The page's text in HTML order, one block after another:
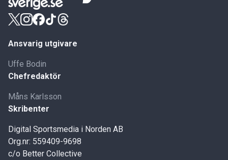
Ansvarig utgivare
Uffe Bodin
Chefredaktör
Måns Karlsson
Skribenter
Digital Sportsmedia i Norden AB
Org.nr: 559409-9698
c/o Better Collective